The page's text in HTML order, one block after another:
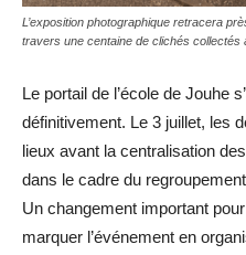
L’exposition photographique retracera
travers une centaine de clichés collectés
Le portail de l’école de Jouhe
définitivement. Le 3 juillet, les
lieux avant la centralisation
dans le cadre du
Un changement important
marquer l’événement en